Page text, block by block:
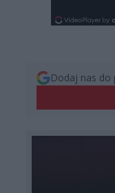
Dodaj nas do